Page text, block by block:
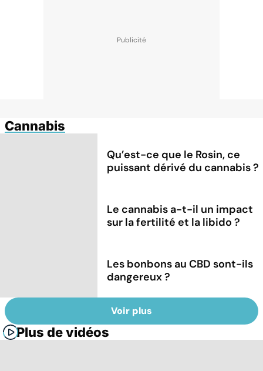
Cannabis
Qu’est-ce que le Rosin, ce
puissant dérivé du cannabis ?
Le cannabis a-t-il un impact
sur la fertilité et la libido ?
Les bonbons au CBD sont-ils
dangereux ?
Voir plus
Plus de vidéos